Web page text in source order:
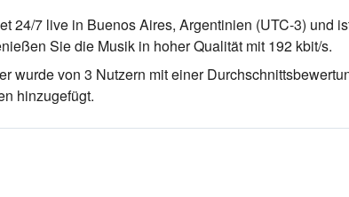
24/7 live in Buenos Aires, Argentinien (UTC-3) und
Sie die Musik in hoher Qualität mit 192 kbit/s.
wurde von 3 Nutzern mit einer
hinzugefügt.